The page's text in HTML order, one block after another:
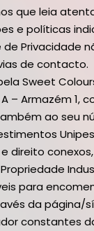
que leia
e políticas
Privacidade
de contacto.
Sweet
– Armazém 1,
ao seu
direito
para
da página/
constantes